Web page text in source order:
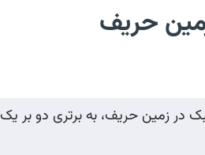
حریف
در زمین حریف، به برتری دو بر یک